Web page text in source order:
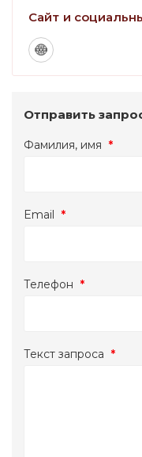
Сайт и
Отправить
Фамилия, имя *
Email *
Телефон *
Текст запроса *